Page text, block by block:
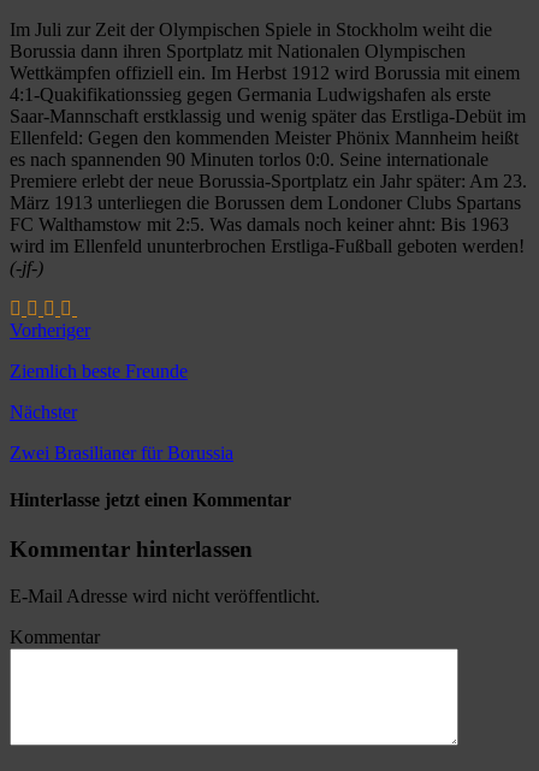
Im Juli zur Zeit der Olympischen Spiele in Stockholm weiht die
Borussia dann ihren Sportplatz mit Nationalen Olympischen
Wettkämpfen offiziell ein. Im Herbst 1912 wird Borussia mit einem
4:1-Quakifikationssieg gegen Germania Ludwigshafen als erste
Saar-Mannschaft erstklassig und wenig später das Erstliga-Debüt im
Ellenfeld: Gegen den kommenden Meister Phönix Mannheim heißt
es nach spannenden 90 Minuten torlos 0:0. Seine internationale
Premiere erlebt der neue Borussia-Sportplatz ein Jahr später: Am 23.
März 1913 unterliegen die Borussen dem Londoner Clubs Spartans
FC Walthamstow mit 2:5. Was damals noch keiner ahnt: Bis 1963
wird im Ellenfeld ununterbrochen Erstliga-Fußball geboten werden!
(-jf-)
Vorheriger
Ziemlich beste Freunde
Nächster
Zwei Brasilianer für Borussia
Hinterlasse jetzt einen Kommentar
Kommentar hinterlassen
E-Mail Adresse wird nicht veröffentlicht.
Kommentar